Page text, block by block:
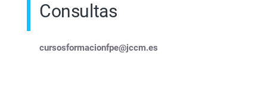
Consultas
cursosformacionfpe@jccm.es